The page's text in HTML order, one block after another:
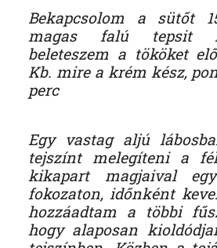
Bekapcsolom a sütőt
magas falú tepsit
beleteszem a tököket
Kb. mire a krém kész,
perc
Egy vastag aljú
tejszínt melegíteni a
kikapart magjaival
fokozaton, időnként
hozzáadtam a többi
hogy alaposan